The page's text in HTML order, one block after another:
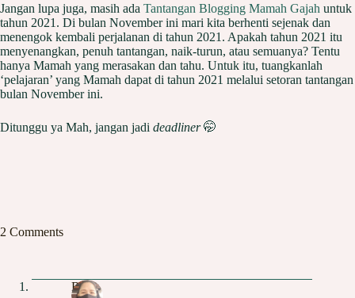
Jangan lupa juga, masih ada Tantangan Blogging Mamah Gajah untuk
tahun 2021. Di bulan November ini mari kita berhenti sejenak dan
menengok kembali perjalanan di tahun 2021. Apakah tahun 2021 itu
menyenangkan, penuh tantangan, naik-turun, atau semuanya? Tentu
hanya Mamah yang merasakan dan tahu. Untuk itu, tuangkanlah
‘pelajaran’ yang Mamah dapat di tahun 2021 melalui setoran tantangan
bulan November ini.
Ditunggu ya Mah, jangan jadi deadliner🤭
2 Comments
Risna